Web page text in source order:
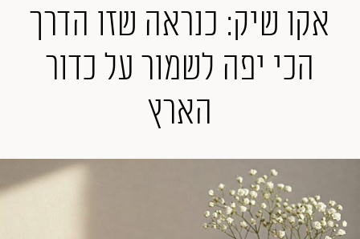
אופנה
ביוטי
סלבס
ערוצים נוספים
אקו שיק: כנראה שזו הדרך
הכי יפה לשמור על כדור
הארץ